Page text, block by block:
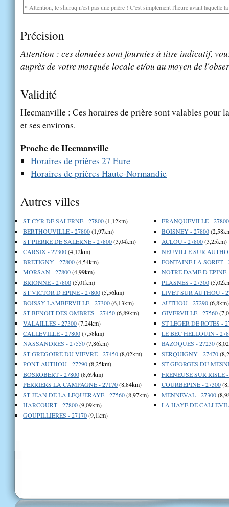
* Attention, le shuruq n'est pas une prière ! C'est simplement l'heure avant laquelle
Précision
Attention : ces données sont fournies à titre indicatif,
auprès de votre mosquée locale et/ou au moyen de
Validité
Hecmanville : Ces horaires de prière sont valables pour
et ses environs.
Proche de Hecmanville
Horaires de prières 27 Eure
Horaires de prières Haute-Normandie
Autres villes
ST CYR DE SALERNE - 27800(1,12km)
BERTHOUVILLE - 27800(1,97km)
ST PIERRE DE SALERNE - 27800(3,04km)
CARSIX - 27300(4,12km)
BRETIGNY - 27800(4,54km)
MORSAN - 27800(4,99km)
BRIONNE - 27800(5,01km)
ST VICTOR D EPINE - 27800(5,56km)
BOISSY LAMBERVILLE - 27300(6,13km)
ST BENOIT DES OMBRES - 27450(6,89km)
VALAILLES - 27300(7,24km)
CALLEVILLE - 27800(7,58km)
NASSANDRES - 27550(7,86km)
ST GREGOIRE DU VIEVRE - 27450(8,02km)
PONT AUTHOU - 27290(8,25km)
BOSROBERT - 27800(8,69km)
PERRIERS LA CAMPAGNE - 27170(8,84km)
ST JEAN DE LA LEQUERAYE - 27560(8,97km)
HARCOURT - 27800(9,09km)
GOUPILLIERES - 27170(9,1km)
FRANQUEVILLE - 27800
BOISNEY - 27800
ACLOU - 27800(3,25km)
NEUVILLE SUR
FONTAINE LA SORET -
NOTRE DAME D EPINE
PLASNES - 27300
LIVET SUR AUTHOU -
AUTHOU - 27290(6,8km)
GIVERVILLE - 27560
ST LEGER DE ROTES -
LE BEC HELLOUIN -
BAZOQUES - 27230
SERQUIGNY - 27470
ST GEORGES DU
FRENEUSE SUR RISLE
COURBEPINE - 27300
MENNEVAL - 27300
LA HAYE DE